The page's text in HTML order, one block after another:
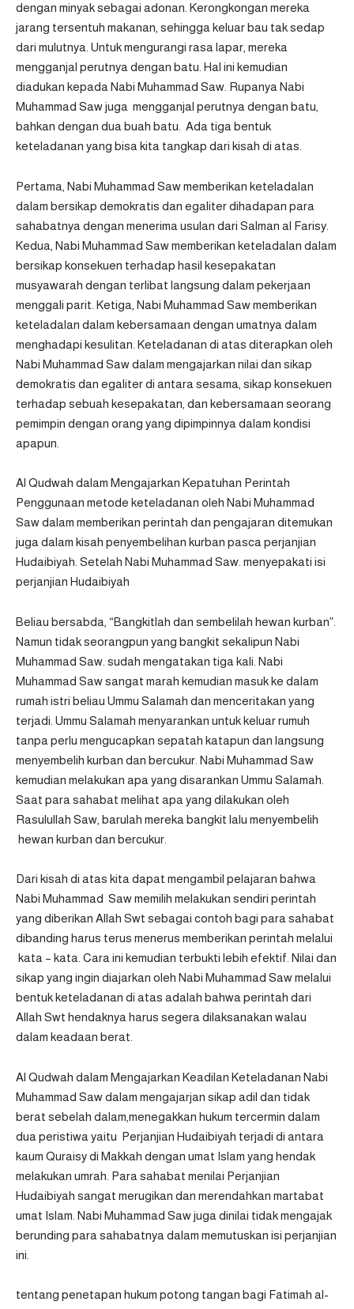
dengan minyak sebagai adonan. Kerongkongan mereka
jarang tersentuh makanan, sehingga keluar bau tak sedap
dari mulutnya. Untuk mengurangi rasa lapar, mereka
mengganjal perutnya dengan batu. Hal ini kemudian
diadukan kepada Nabi Muhammad Saw. Rupanya Nabi
Muhammad Saw juga mengganjal perutnya dengan batu,
bahkan dengan dua buah batu. Ada tiga bentuk
keteladanan yang bisa kita tangkap dari kisah di atas.
Pertama, Nabi Muhammad Saw memberikan keteladalan
dalam bersikap demokratis dan egaliter dihadapan para
sahabatnya dengan menerima usulan dari Salman al Farisy.
Kedua, Nabi Muhammad Saw memberikan keteladalan dalam
bersikap konsekuen terhadap hasil kesepakatan
musyawarah dengan terlibat langsung dalam pekerjaan
menggali parit. Ketiga, Nabi Muhammad Saw memberikan
keteladalan dalam kebersamaan dengan umatnya dalam
menghadapi kesulitan. Keteladanan di atas diterapkan oleh
Nabi Muhammad Saw dalam mengajarkan nilai dan sikap
demokratis dan egaliter di antara sesama, sikap konsekuen
terhadap sebuah kesepakatan, dan kebersamaan seorang
pemimpin dengan orang yang dipimpinnya dalam kondisi
apapun.
Al Qudwah dalam Mengajarkan Kepatuhan Perintah
Penggunaan metode keteladanan oleh Nabi Muhammad
Saw dalam memberikan perintah dan pengajaran ditemukan
juga dalam kisah penyembelihan kurban pasca perjanjian
Hudaibiyah. Setelah Nabi Muhammad Saw. menyepakati isi
perjanjian Hudaibiyah
Beliau bersabda, “Bangkitlah dan sembelilah hewan kurban”.
Namun tidak seorangpun yang bangkit sekalipun Nabi
Muhammad Saw. sudah mengatakan tiga kali. Nabi
Muhammad Saw sangat marah kemudian masuk ke dalam
rumah istri beliau Ummu Salamah dan menceritakan yang
terjadi. Ummu Salamah menyarankan untuk keluar rumuh
tanpa perlu mengucapkan sepatah katapun dan langsung
menyembelih kurban dan bercukur. Nabi Muhammad Saw
kemudian melakukan apa yang disarankan Ummu Salamah.
Saat para sahabat melihat apa yang dilakukan oleh
Rasulullah Saw, barulah mereka bangkit lalu menyembelih
hewan kurban dan bercukur.
Dari kisah di atas kita dapat mengambil pelajaran bahwa
Nabi Muhammad Saw memilih melakukan sendiri perintah
yang diberikan Allah Swt sebagai contoh bagi para sahabat
dibanding harus terus menerus memberikan perintah melalui
kata – kata. Cara ini kemudian terbukti lebih efektif. Nilai dan
sikap yang ingin diajarkan oleh Nabi Muhammad Saw melalui
bentuk keteladanan di atas adalah bahwa perintah dari
Allah Swt hendaknya harus segera dilaksanakan walau
dalam keadaan berat.
Al Qudwah dalam Mengajarkan Keadilan Keteladanan Nabi
Muhammad Saw dalam mengajarjan sikap adil dan tidak
berat sebelah dalam,menegakkan hukum tercermin dalam
dua peristiwa yaitu Perjanjian Hudaibiyah terjadi di antara
kaum Quraisy di Makkah dengan umat Islam yang hendak
melakukan umrah. Para sahabat menilai Perjanjian
Hudaibiyah sangat merugikan dan merendahkan martabat
umat Islam. Nabi Muhammad Saw juga dinilai tidak mengajak
berunding para sahabatnya dalam memutuskan isi perjanjian
ini.
tentang penetapan hukum potong tangan bagi Fatimah al-